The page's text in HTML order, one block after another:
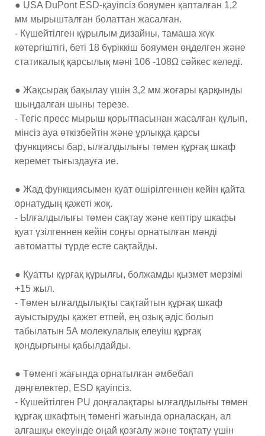
● USA DuPont ESD-қауіпсіз бояумен қапталған 1,2
мм мырышталған болаттан жасалған.
- Күшейтілген құрылым дизайны, тамаша жүк
көтергіштігі, беті 18 бүріккіш бояумен өңделген және
статикалық қарсылық мәні 106 -108Ω сәйкес келеді.
● Жақсырақ бақылау үшін 3,2 мм жоғары қарқынды
шыңдалған шыны терезе.
- Тегіс пресс мырыш қорытпасынан жасалған құлып,
мінсіз ауа өткізбейтін және ұрлыққа қарсы
функциясы бар, ылғалдылығы төмен құрғақ шкаф
керемет тығыздауға ие.
● Жад функциясымен қуат өшірілгеннен кейін қайта
орнатудың қажеті жоқ.
- Ылғалдылығы төмен сақтау және кептіру шкафы
қуат үзілгеннен кейін соңғы орнатылған мәнді
автоматты түрде есте сақтайды.
● Қуатты құрғақ құрылғы, болжамды қызмет мерзімі
+15 жыл.
- Төмен ылғалдылықты сақтайтын құрғақ шкаф
ауыстыруды қажет етпей, ең озық әдіс болып
табылатын 5А молекулалық елеуіш құрғақ
қондырғыны қабылдайды.
● Төменгі жағында орнатылған әмбебап
дөңгелектер, ESD қауіпсіз.
- Күшейтілген PU доңғалақтары ылғалдылығы төмен
құрғақ шкафтың төменгі жағында орналасқан, ал
алғашқы екеуінде оңай қозғалу және тоқтату үшін